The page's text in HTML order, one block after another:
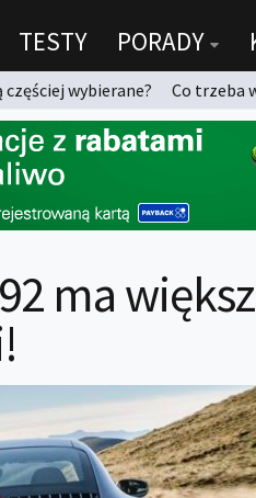
TESTY PORADY
wybierane? Co trzeba
ma